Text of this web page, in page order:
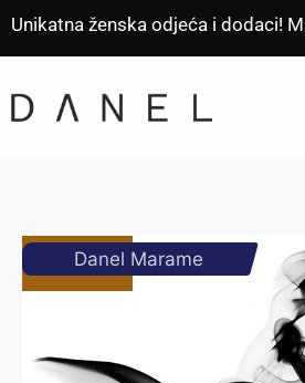
Unikatna ženska odjeća i dodaci!
Danel Marame
RASPRODATO